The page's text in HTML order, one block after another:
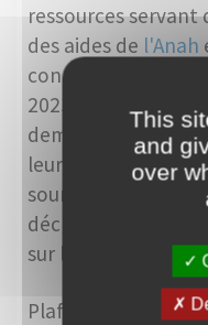
ressources
des aides de l'Anah
connaîtront une
2023. Pour justifier
demandeurs
leur avis d'impôt
soumis à l'impôt,
déclarative à
sur les revenus de
Plafond de
This
and
over